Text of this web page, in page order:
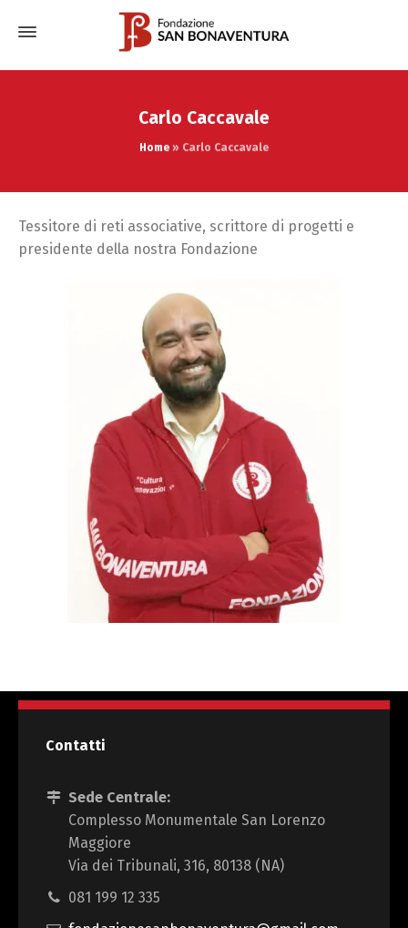
Carlo Caccavale
Home » Carlo Caccavale
Tessitore di reti associative, scrittore di progetti e
presidente della nostra Fondazione
Contatti
Sede Centrale:
Complesso Monumentale San Lorenzo
Maggiore
Via dei Tribunali, 316, 80138 (NA)
081 199 12 335